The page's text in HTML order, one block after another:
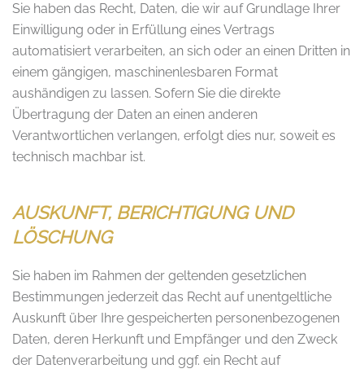
Sie haben das Recht, Daten, die wir auf Grundlage Ihrer
Einwilligung oder in Erfüllung eines Vertrags
automatisiert verarbeiten, an sich oder an einen Dritten in
einem gängigen, maschinenlesbaren Format
aushändigen zu lassen. Sofern Sie die direkte
Übertragung der Daten an einen anderen
Verantwortlichen verlangen, erfolgt dies nur, soweit es
technisch machbar ist.
AUSKUNFT, BERICHTIGUNG UND
LÖSCHUNG
Sie haben im Rahmen der geltenden gesetzlichen
Bestimmungen jederzeit das Recht auf unentgeltliche
Auskunft über Ihre gespeicherten personenbezogenen
Daten, deren Herkunft und Empfänger und den Zweck
der Datenverarbeitung und ggf. ein Recht auf